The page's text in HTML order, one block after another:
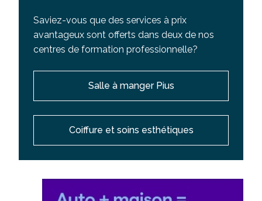
Saviez-vous que des services à prix
avantageux sont offerts dans deux de nos
centres de formation professionnelle?
Salle à manger Pius
Coiffure et soins esthétiques